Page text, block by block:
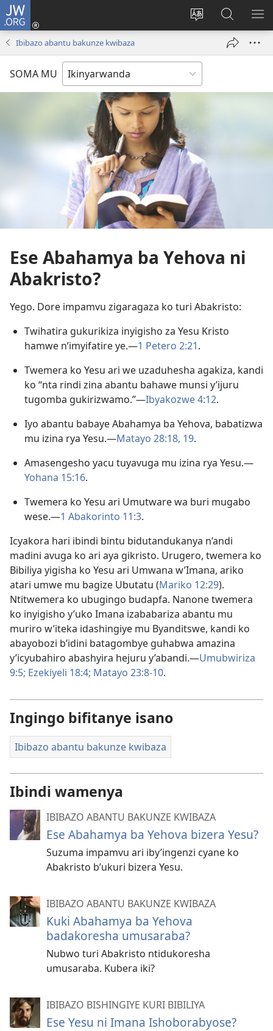
JW.ORG
Hindura
ururimi
Injira
(ifungukireShakisha
kuri
JW.ORG
Ibibazo abantu bakunze kwibaza
SOMA MU
Ese Abahamya ba Yehova ni
Abakristo?
Yego. Dore impamvu zigaragaza ko turi Abakristo:
Twihatira gukurikiza inyigisho za Yesu Kristo
hamwe n’imyifatire ye.​—1 Petero 2:21.
Twemera ko Yesu ari we uzaduhesha agakiza, kandi
ko “nta rindi zina abantu bahawe munsi y’ijuru
tugomba gukirizwamo.”​—Ibyakozwe 4:12.
Iyo abantu babaye Abahamya ba Yehova, babatizwa
mu izina rya Yesu.​—Matayo 28:18, 19.
Amasengesho yacu tuyavuga mu izina rya Yesu.​—
Yohana 15:16.
Twemera ko Yesu ari Umutware wa buri mugabo
wese.​—1 Abakorinto 11:3.
Icyakora hari ibindi bintu bidutandukanya n’andi
madini avuga ko ari aya gikristo. Urugero, twemera ko
Bibiliya yigisha ko Yesu ari Umwana w’Imana, ariko
atari umwe mu bagize Ubutatu (Mariko 12:29).
Ntitwemera ko ubugingo budapfa. Nanone twemera
ko inyigisho y’uko Imana izababariza abantu mu
muriro w’iteka idashingiye mu Byanditswe, kandi ko
abayobozi b’idini batagombye guhabwa amazina
y’icyubahiro abashyira hejuru y’abandi.​—Umubwiriza
9:5; Ezekiyeli 18:4; Matayo 23:8-10.
Ingingo bifitanye isano
Ibibazo abantu bakunze kwibaza
Ibindi wamenya
IBIBAZO ABANTU BAKUNZE KWIBAZA
Ese Abahamya ba Yehova bizera Yesu?
Suzuma impamvu ari iby’ingenzi cyane ko
Abakristo b’ukuri bizera Yesu.
IBIBAZO ABANTU BAKUNZE KWIBAZA
Kuki Abahamya ba Yehova
badakoresha umusaraba?
Nubwo turi Abakristo ntidukoresha
umusaraba. Kubera iki?
IBIBAZO BISHINGIYE KURI BIBILIYA
Ese Yesu ni Imana Ishoborabyose?